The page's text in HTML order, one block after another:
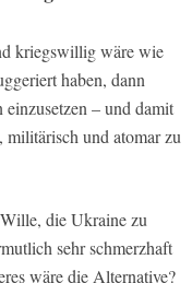
kriegswillig wäre wie
haben, dann
– und damit
und atomar zu
die Ukraine zu
sehr schmerzhaft
wäre die Alternative?